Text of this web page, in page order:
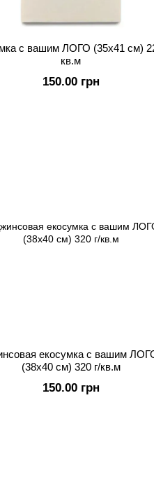
с вашим ЛОГО (35х41 см)
кв.м
150.00 грн
екосумка с вашим
(38х40 см) 320 г/кв.м
150.00 грн